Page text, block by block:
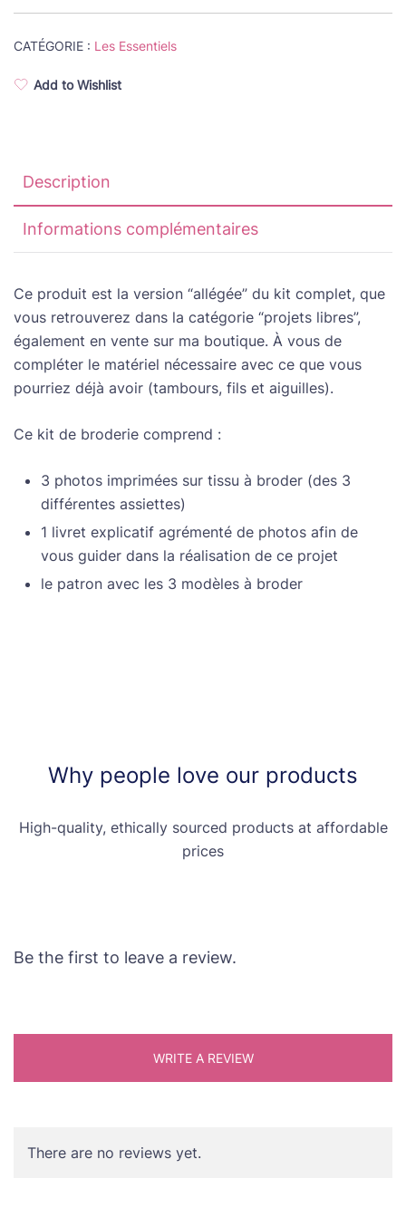
Essentiels
CATÉGORIE : Les Essentiels
Add to Wishlist
Description
Informations complémentaires
Ce produit est la version “allégée” du kit complet, que
vous retrouverez dans la catégorie “projets libres”,
également en vente sur ma boutique. À vous de
compléter le matériel nécessaire avec ce que vous
pourriez déjà avoir (tambours, fils et aiguilles).
Ce kit de broderie comprend :
3 photos imprimées sur tissu à broder (des 3
différentes assiettes)
1 livret explicatif agrémenté de photos afin de
vous guider dans la réalisation de ce projet
le patron avec les 3 modèles à broder
Why people love our products
High-quality, ethically sourced products at affordable
prices
Be the first to leave a review.
WRITE A REVIEW
There are no reviews yet.